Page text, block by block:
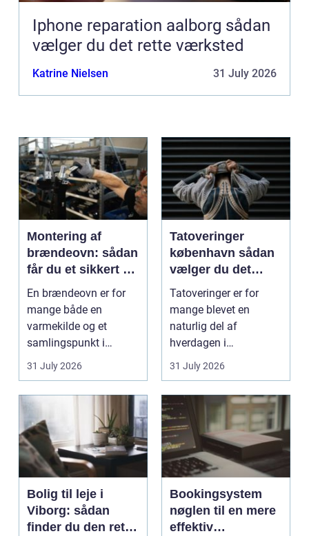
Iphone reparation aalborg sådan
vælger du det rette værksted
Katrine Nielsen 31 July 2026
Montering af
brændeovn: sådan
får du et sikkert og
smukt resultat
En brændeovn er for
mange både en
varmekilde og et
samlingspunkt i
hjemmet. Flammerne
31 July 2026
Tatoveringer
københavn sådan
vælger du det
rigtige studie
Tatoveringer er for
mange blevet en
naturlig del af
hverdagen i
København. Byen er
fyldt med dygtige...
31 July 2026
Bolig til leje i
Viborg: sådan
finder du den rette
Bookingsystem
nøglen til en mere
effektiv